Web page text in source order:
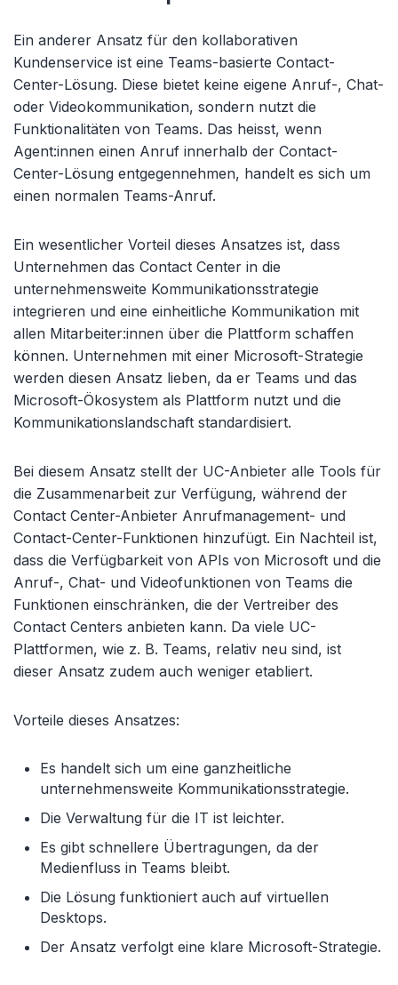
Ein anderer Ansatz für den kollaborativen
Kundenservice ist eine Teams-basierte Contact-
Center-Lösung. Diese bietet keine eigene Anruf-, Chat-
oder Videokommunikation, sondern nutzt die
Funktionalitäten von Teams. Das heisst, wenn
Agent:innen einen Anruf innerhalb der Contact-
Center-Lösung entgegennehmen, handelt es sich um
einen normalen Teams-Anruf.
Ein wesentlicher Vorteil dieses Ansatzes ist, dass
Unternehmen das Contact Center in die
unternehmensweite Kommunikationsstrategie
integrieren und eine einheitliche Kommunikation mit
allen Mitarbeiter:innen über die Plattform schaffen
können. Unternehmen mit einer Microsoft-Strategie
werden diesen Ansatz lieben, da er Teams und das
Microsoft-Ökosystem als Plattform nutzt und die
Kommunikationslandschaft standardisiert.
Bei diesem Ansatz stellt der UC-Anbieter alle Tools für
die Zusammenarbeit zur Verfügung, während der
Contact Center-Anbieter Anrufmanagement- und
Contact-Center-Funktionen hinzufügt. Ein Nachteil ist,
dass die Verfügbarkeit von APIs von Microsoft und die
Anruf-, Chat- und Videofunktionen von Teams die
Funktionen einschränken, die der Vertreiber des
Contact Centers anbieten kann. Da viele UC-
Plattformen, wie z. B. Teams, relativ neu sind, ist
dieser Ansatz zudem auch weniger etabliert.
Vorteile dieses Ansatzes:
Es handelt sich um eine ganzheitliche
unternehmensweite Kommunikationsstrategie.
Die Verwaltung für die IT ist leichter.
Es gibt schnellere Übertragungen, da der
Medienfluss in Teams bleibt.
Die Lösung funktioniert auch auf virtuellen
Desktops.
Der Ansatz verfolgt eine klare Microsoft-Strategie.